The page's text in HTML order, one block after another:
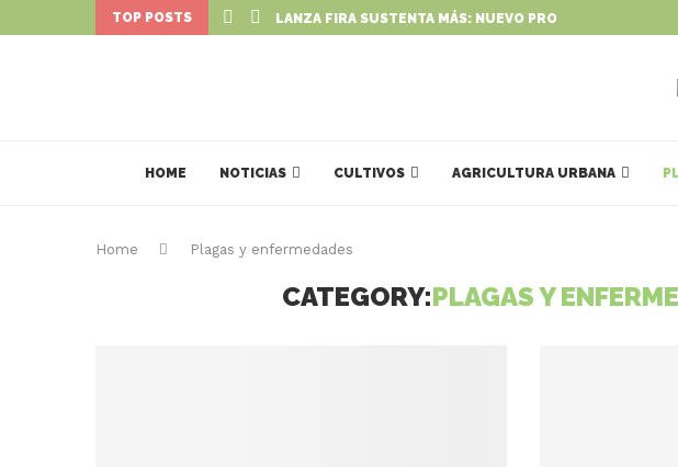
TOP POSTS LANZA FIRA SUSTENTA MÁS: NUEVO PROGRAMA PARA
HOME NOTICIAS CULTIVOS AGRICULTURA URBANA
Home Plagas y enfermedades
CATEGORY:PLAGAS Y